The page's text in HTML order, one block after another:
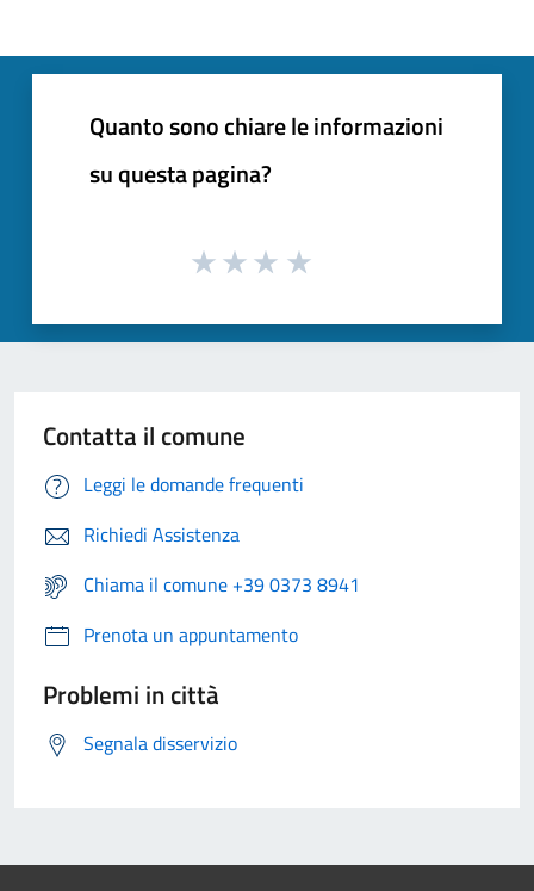
Quanto sono chiare le informazioni
su questa pagina?
Contatta il comune
Leggi le domande frequenti
Richiedi Assistenza
Chiama il comune +39 0373 8941
Prenota un appuntamento
Problemi in città
Segnala disservizio